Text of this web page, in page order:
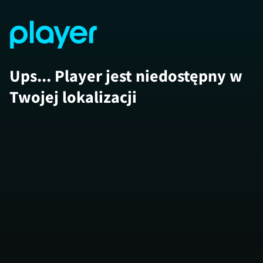
Ups... Player jest niedostępny w
Twojej lokalizacji